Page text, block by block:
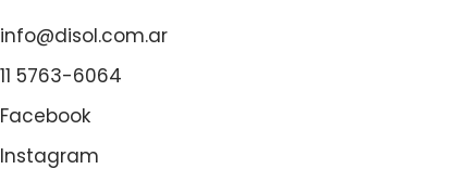
info@disol.com.ar
11 5763-6064
Facebook
Instagram